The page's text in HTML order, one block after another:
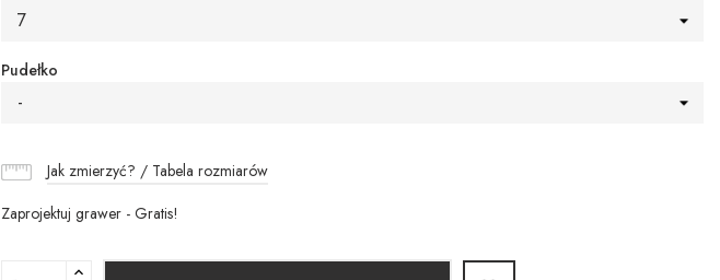
7
Pudełko
-
Jak zmierzyć? / Tabela rozmiarów
Zaprojektuj grawer - Gratis!